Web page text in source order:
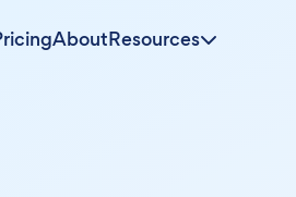
AboutResources